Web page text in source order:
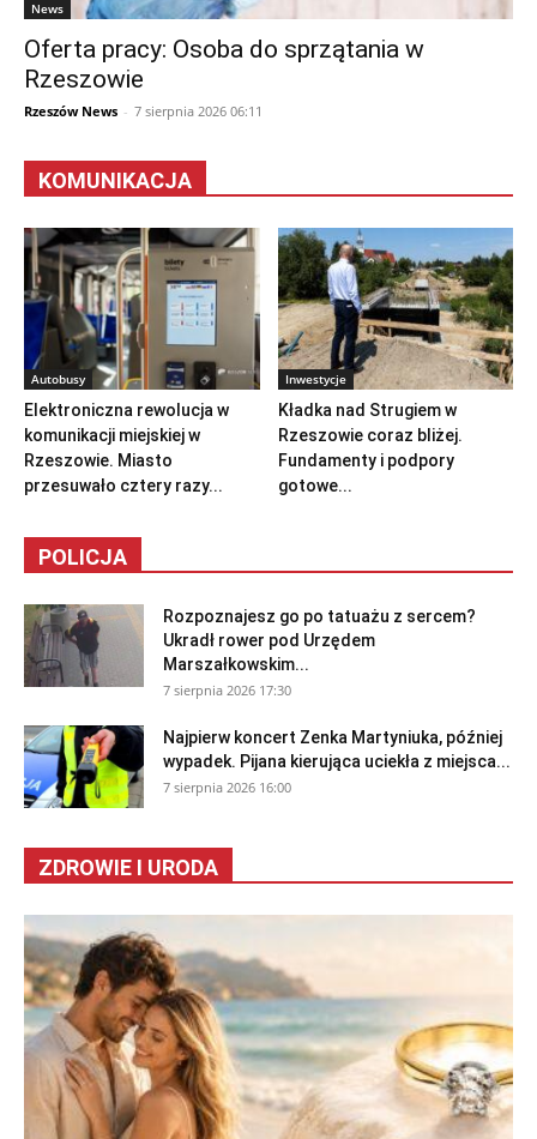
News
Oferta pracy: Osoba do sprzątania w
Rzeszowie
Rzeszów News - 7 sierpnia 2026 06:11
KOMUNIKACJA
Autobusy
Elektroniczna rewolucja w
komunikacji miejskiej w
Rzeszowie. Miasto
przesuwało cztery razy...
Inwestycje
Kładka nad Strugiem w
Rzeszowie coraz bliżej.
Fundamenty i podpory
gotowe...
POLICJA
Rozpoznajesz go po tatuażu z sercem?
Ukradł rower pod Urzędem
Marszałkowskim...
7 sierpnia 2026 17:30
Najpierw koncert Zenka Martyniuka, później
wypadek. Pijana kierująca uciekła z miejsca...
7 sierpnia 2026 16:00
ZDROWIE I URODA